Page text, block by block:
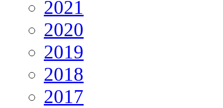
2021
2020
2019
2018
2017